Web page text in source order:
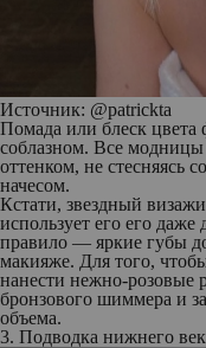
Источник: @patrickta
Помада или блеск цвета
соблазном. Все
оттенком, не стесняясь
начесом.
Кстати, звездный
использует его его
правило — яркие губы
макияже. Для того,
нанести нежно-розовые
бронзового шиммера и
объема.
3. Подводка нижнего